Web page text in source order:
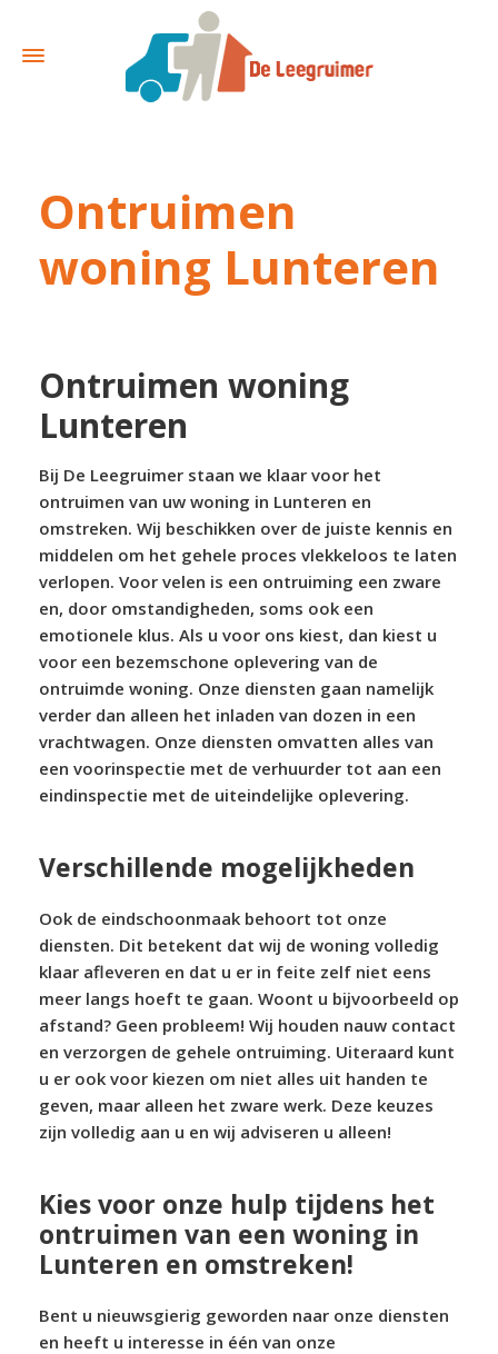
Ontruimen
woning Lunteren
Ontruimen woning
Lunteren
Bij De Leegruimer staan we klaar voor het
ontruimen van uw woning in Lunteren en
omstreken. Wij beschikken over de juiste kennis en
middelen om het gehele proces vlekkeloos te laten
verlopen. Voor velen is een ontruiming een zware
en, door omstandigheden, soms ook een
emotionele klus. Als u voor ons kiest, dan kiest u
voor een bezemschone oplevering van de
ontruimde woning. Onze diensten gaan namelijk
verder dan alleen het inladen van dozen in een
vrachtwagen. Onze diensten omvatten alles van
een voorinspectie met de verhuurder tot aan een
eindinspectie met de uiteindelijke oplevering.
Verschillende mogelijkheden
Ook de eindschoonmaak behoort tot onze
diensten. Dit betekent dat wij de woning volledig
klaar afleveren en dat u er in feite zelf niet eens
meer langs hoeft te gaan. Woont u bijvoorbeeld op
afstand? Geen probleem! Wij houden nauw contact
en verzorgen de gehele ontruiming. Uiteraard kunt
u er ook voor kiezen om niet alles uit handen te
geven, maar alleen het zware werk. Deze keuzes
zijn volledig aan u en wij adviseren u alleen!
Kies voor onze hulp tijdens het
ontruimen van een woning in
Lunteren en omstreken!
Bent u nieuwsgierig geworden naar onze diensten
en heeft u interesse in één van onze